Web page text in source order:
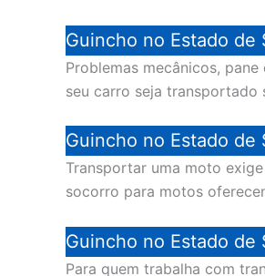
Guincho no Estado de
Problemas mecânicos,
seu carro seja transportado
Guincho no Estado de
Transportar uma moto
socorro para motos
Guincho no Estado de
Para quem trabalha com